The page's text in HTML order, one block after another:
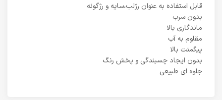
قابل استفاده به عنوان رژلب،سایه و رژگونه
بدون سرب
ماندگاری بالا
مقاوم به آب
پیگمنت بالا
بدون ایجاد چسبندگی و پخش رنگ
جلوه ای طبیعی